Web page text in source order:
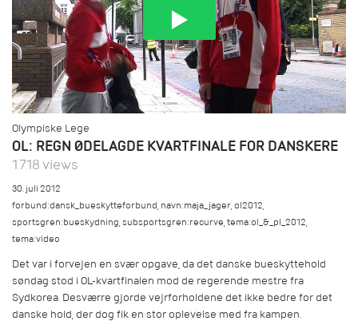
Olympiske Lege
OL: REGN ØDELAGDE KVARTFINALE FOR DANSKERE
1.718 views
30. juli 2012
forbund:dansk_bueskytteforbund,navn:maja_jager,ol2012,
sportsgren:bueskydning,subsportsgren:recurve,tema:ol_&_pl_2012,
tema:video
Det var i forvejen en svær opgave, da det danske bueskyttehold
søndag stod i OL-kvartfinalen mod de regerende mestre fra
Sydkorea. Desværre gjorde vejrforholdene det ikke bedre for det
danske hold, der dog fik en stor oplevelse med fra kampen.